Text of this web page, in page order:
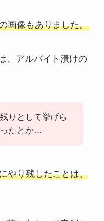
画像もありました。
、アルバイト漬けの
りとして挙げら
たとか…
やり残したことは、